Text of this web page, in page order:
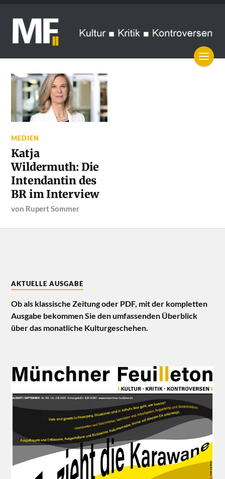
MEDIEN
Katja
Wildermuth: Die
Intendantin des
BR im Interview
von Rupert Sommer
AKTUELLE AUSGABE
Ob als klassische Zeitung oder PDF, mit der kompletten
Ausgabe bekommen Sie den umfassenden Überblick
über das monatliche Kulturgeschehen.